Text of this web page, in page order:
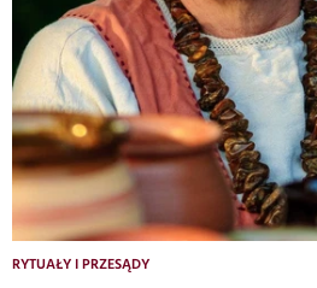
RYTUAŁY I PRZESĄDY